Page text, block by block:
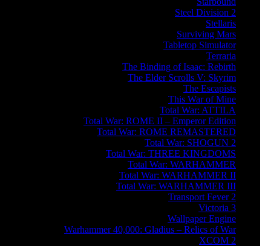
Steel Division 2
Stellaris
Surviving Mars
Tabletop Simulator
Terraria
The Binding of Isaac: Rebirth
The Elder Scrolls V: Skyrim
The Escapists
This War of Mine
Total War: ATTILA
Total War: ROME II – Emperor Edition
Total War: ROME REMASTERED
Total War: SHOGUN 2
Total War: THREE KINGDOMS
Total War: WARHAMMER
Total War: WARHAMMER II
Total War: WARHAMMER III
Transport Fever 2
Victoria 3
Wallpaper Engine
Warhammer 40,000: Gladius – Relics of War
XCOM 2